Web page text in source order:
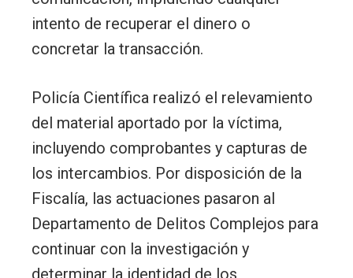
intento de recuperar el dinero o
concretar la transacción.
Policía Científica realizó el relevamiento
del material aportado por la víctima,
incluyendo comprobantes y capturas de
los intercambios. Por disposición de la
Fiscalía, las actuaciones pasaron al
Departamento de Delitos Complejos para
continuar con la investigación y
determinar la identidad de los